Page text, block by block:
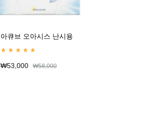
아큐브 오아시스 난시용
₩53,000 ₩58,000